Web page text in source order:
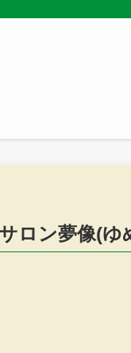
ロン夢像(ゆ